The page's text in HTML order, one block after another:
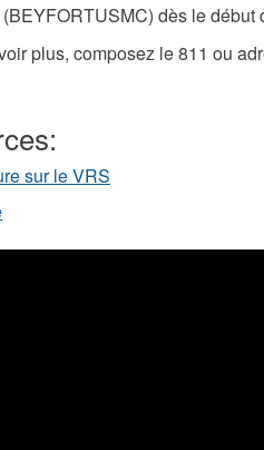
dès le
plus, composez le 811 ou
sur le VRS